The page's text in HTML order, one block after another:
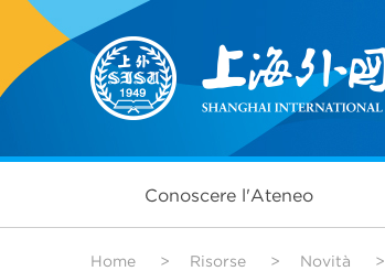
Conoscere l'Ateneo
Home > Risorse > Novità >